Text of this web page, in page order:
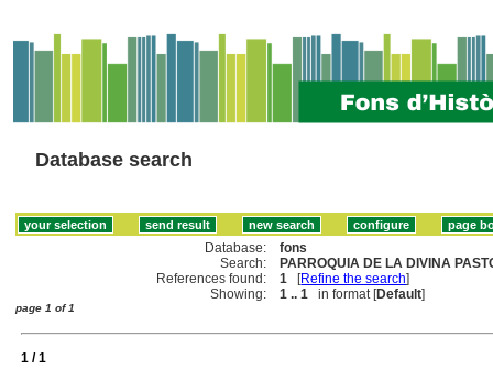
Database search
Database:
fons
Search:
PARROQUIA DE LA DIVINA
References found:
1 [Refine the search]
Showing:
1 .. 1 in format [Default]
page 1 of 1
1 / 1